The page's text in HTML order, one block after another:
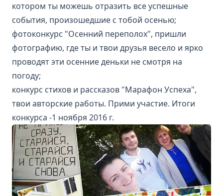
котором ты можешь отразить все успешные
события, произошедшие с тобой осенью;
фотоконкурс "Осенний переполох", пришли
фотографию, где ты и твои друзья весело и ярко
проводят эти осенние деньки не смотря на
погоду;
конкурс стихов и рассказов "Марафон Успеха",
твои авторские работы. Прими участие. Итоги
конкурса -1 ноября 2016 г.